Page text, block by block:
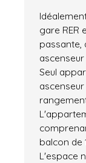
gare RER
passante,
Seul
balcon de
L'espace